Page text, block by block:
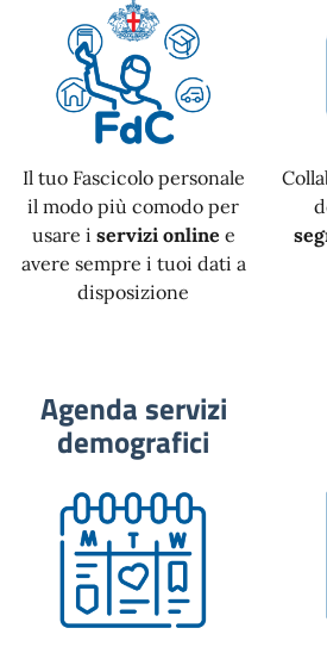
Il tuo Fascicolo personale
il modo più comodo per
usare i servizi online e
avere sempre i tuoi dati a
disposizione
Agenda servizi
demografici